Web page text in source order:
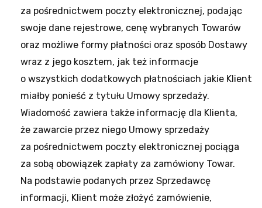
za pośrednictwem poczty elektronicznej, podając
swoje dane rejestrowe, cenę wybranych Towarów
oraz możliwe formy płatności oraz sposób Dostawy
wraz z jego kosztem, jak też informacje
o wszystkich dodatkowych płatnościach jakie Klient
miałby ponieść z tytułu Umowy sprzedaży.
Wiadomość zawiera także informację dla Klienta,
że zawarcie przez niego Umowy sprzedaży
za pośrednictwem poczty elektronicznej pociąga
za sobą obowiązek zapłaty za zamówiony Towar.
Na podstawie podanych przez Sprzedawcę
informacji, Klient może złożyć zamówienie,